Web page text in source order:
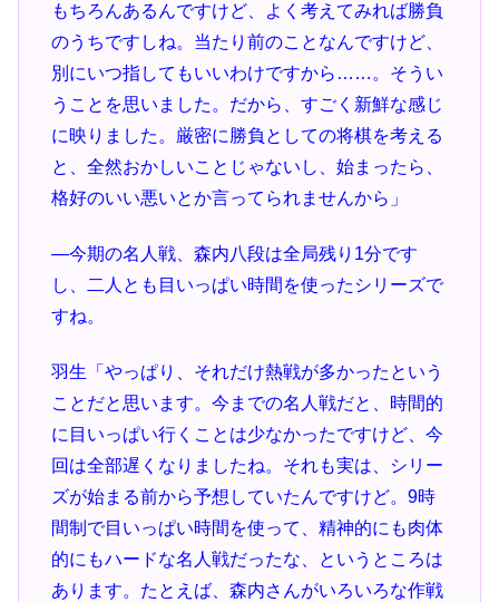
もちろんあるんですけど、よく考えてみれば勝負
のうちですしね。当たり前のことなんですけど、
別にいつ指してもいいわけですから……。そうい
うことを思いました。だから、すごく新鮮な感じ
に映りました。厳密に勝負としての将棋を考える
と、全然おかしいことじゃないし、始まったら、
格好のいい悪いとか言ってられませんから」
―今期の名人戦、森内八段は全局残り1分です
し、二人とも目いっぱい時間を使ったシリーズで
すね。
羽生「やっぱり、それだけ熱戦が多かったという
ことだと思います。今までの名人戦だと、時間的
に目いっぱい行くことは少なかったですけど、今
回は全部遅くなりましたね。それも実は、シリー
ズが始まる前から予想していたんですけど。9時
間制で目いっぱい時間を使って、精神的にも肉体
的にもハードな名人戦だったな、というところは
あります。たとえば、森内さんがいろいろな作戦